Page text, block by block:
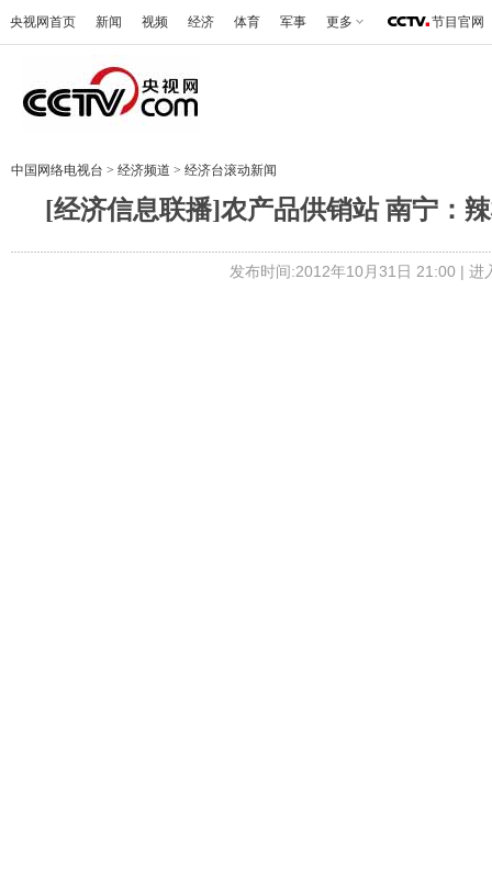
央视网首页 新闻 视频 经济 体育 军事 更多 节目官网
中国网络电视台 > 经济频道 > 经济台滚动新闻
[经济信息联播]农产品供销站 南宁：
发布时间:2012年10月31日 21:00 | 进